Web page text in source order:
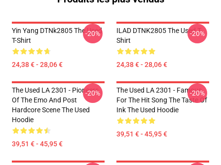
Yin Yang DTNk2805 The Used
T-Shirt
24,38 € - 28,06 €
-20%
ILAD DTNK2805 The Used T-
Shirt
24,38 € - 28,06 €
-20%
The Used LA 2301 - Pioneers
Of The Emo And Post
Hardcore Scene The Used
Hoodie
39,51 € - 45,95 €
-20%
The Used LA 2301 - Famous
For The Hit Song The Taste Of
Ink The Used Hoodie
39,51 € - 45,95 €
-20%